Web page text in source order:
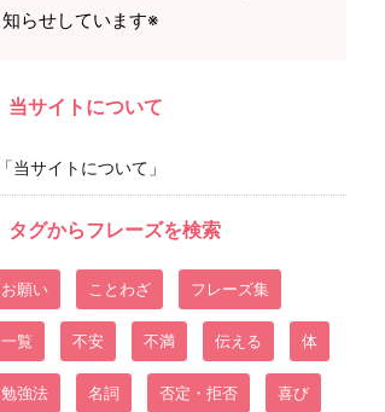
知らせしています※
当サイトについて
「当サイトについて」
タグからフレーズを検索
お願い ことわざ フレーズ集
一覧 不安 不満 伝える 体
勉強法 名詞 否定・拒否 喜び